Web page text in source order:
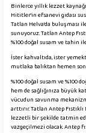
Binlerce yıllık lezzet
Hititler’in efsanevi gıdası
Tatlan Helva’da buluşması
sunuyoruz. Tatlan Antep
%100 doğal susam ve tahin
İster kahvaltıda, ister
mutlaka balıktan hemen
%100 doğal susam ve %100
hem de sağlığınıza büyük
vücudun savunma
arttırır. Tatlan Antep
lezzetli bir şekilde tatmin
vazgeçilmezi olacak. Antep